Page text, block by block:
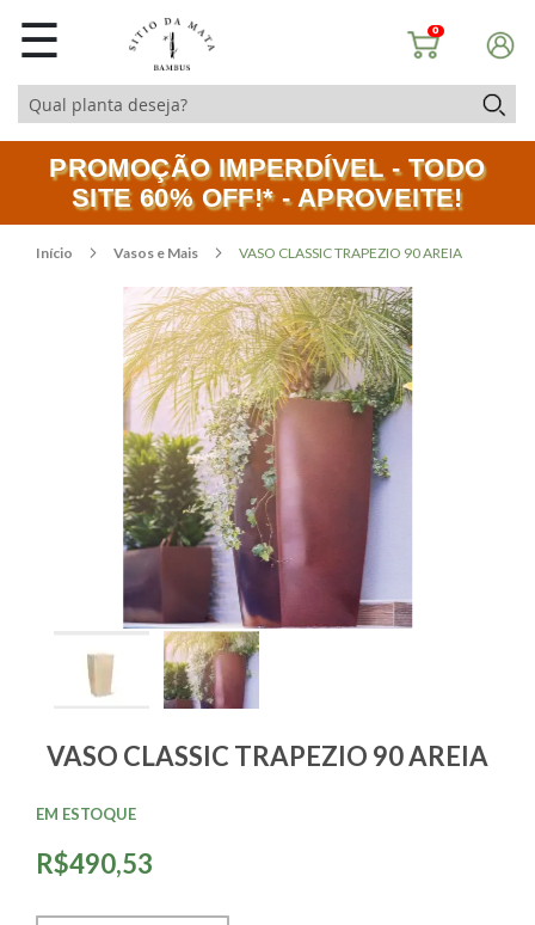
☰ 0
PROMOÇÃO IMPERDÍVEL - TODO
SITE 60% OFF!* - APROVEITE!
Início Vasos e Mais VASO CLASSIC TRAPEZIO 90 AREIA
VASO CLASSIC TRAPEZIO 90 AREIA
R$490,53
EM ESTOQUE